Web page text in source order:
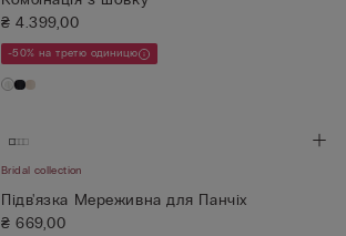
₴ 4.399,00
-50% на третю одиницю
Bridal collection
Підв'язка Мереживна для Панчіх
₴ 669,00